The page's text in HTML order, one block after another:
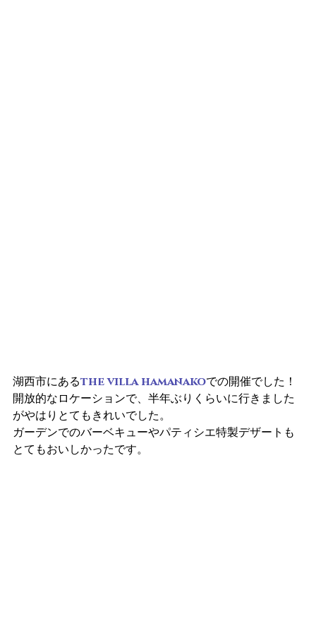
湖西市にあるthe villa hamanakoでの開催でした！
開放的なロケーションで、半年ぶりくらいに行きました
がやはりとてもきれいでした。
ガーデンでのバーベキューやパティシエ特製デザートも
とてもおいしかったです。